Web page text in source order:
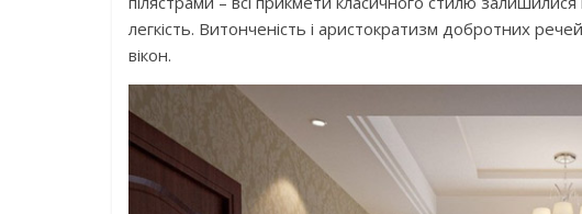
легкість. Витонченість і аристократизм добротних
вікон.